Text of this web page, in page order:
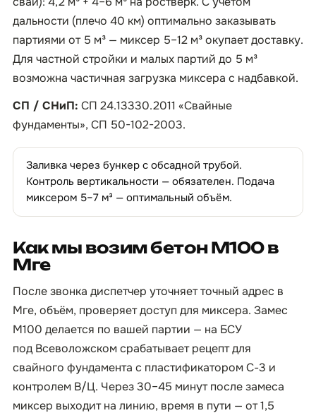
дальности (плечо 40 км) оптимально заказывать
партиями от 5 м³ — миксер 5–12 м³ окупает доставку.
Для частной стройки и малых партий до 5 м³
возможна частичная загрузка миксера с надбавкой.
СП / СНиП: СП 24.13330.2011 «Свайные
фундаменты», СП 50-102-2003.
Заливка через бункер с обсадной трубой.
Контроль вертикальности — обязателен. Подача
миксером 5–7 м³ — оптимальный объём.
Как мы возим бетон М100 в
Мге
После звонка диспетчер уточняет точный адрес в
Мге, объём, проверяет доступ для миксера. Замес
М100 делается по вашей партии — на БСУ
под Всеволожском срабатывает рецепт для
свайного фундамента с пластификатором С-3 и
контролем В/Ц. Через 30–45 минут после замеса
миксер выходит на линию, время в пути — от 1,5